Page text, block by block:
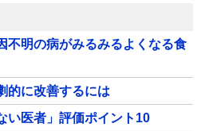
明の病がみるみるよくなる食
的に改善するには
い医者」評価ポイント10